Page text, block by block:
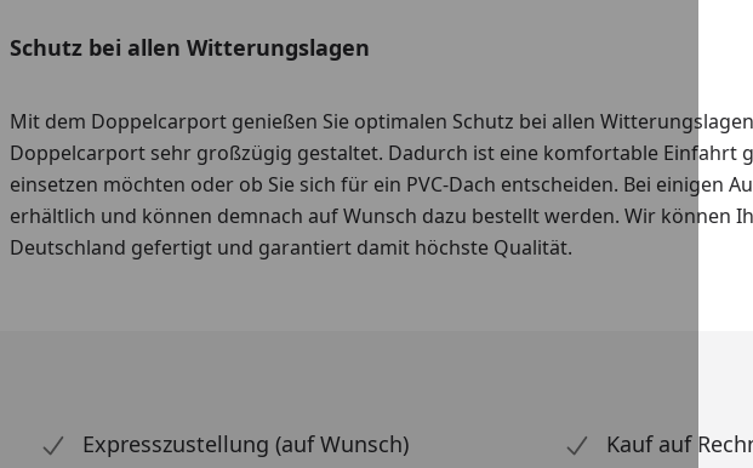
Schutz bei allen Witterungslagen
Mit dem Doppelcarport genießen Sie optimalen Schutz bei allen
Doppelcarport sehr großzügig gestaltet. Dadurch ist eine komfortable Einfahrt
einsetzen möchten oder ob Sie sich für ein PVC-Dach entscheiden. Bei
erhältlich und können demnach auf Wunsch dazu bestellt werden. Wir
Deutschland gefertigt und garantiert damit höchste Qualität.
Expresszustellung (auf Wunsch) Kauf auf